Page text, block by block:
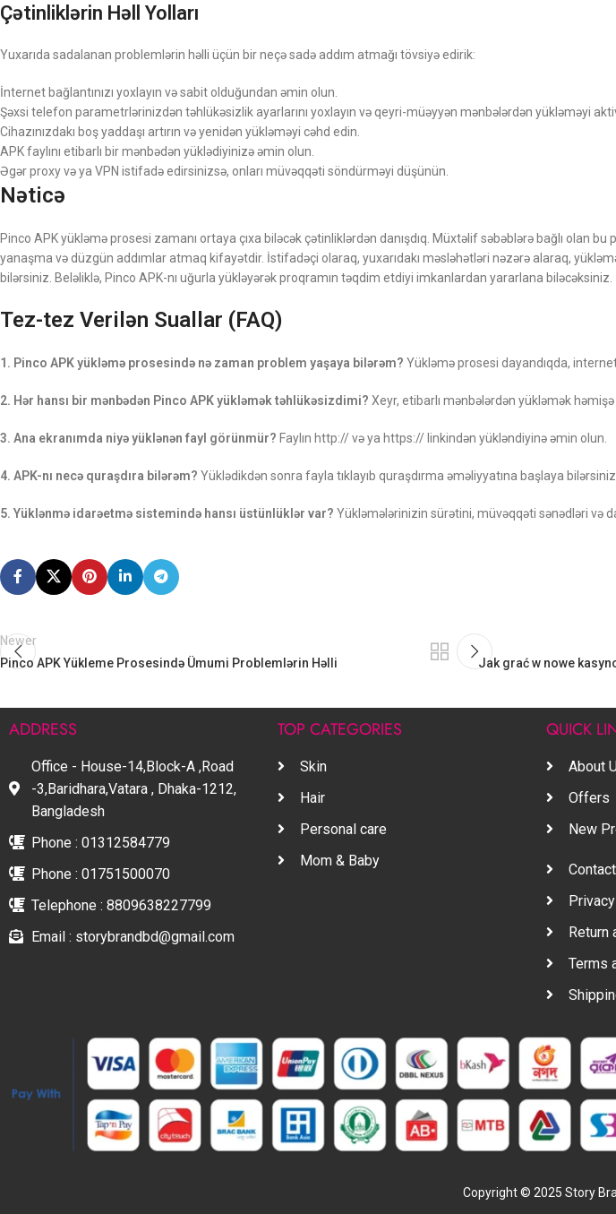
Çətinliklərin Həll Yolları
Yuxarıda sadalanan problemlərin həlli üçün bir neçə sadə addım atmağı tövsiyə edirik:
İnternet bağlantınızı yoxlayın və sabit olduğundan əmin olun.
Şəxsi telefon parametrlərinizdən təhlükəsizlik ayarlarını yoxlayın və qeyri-müəyyən mənbələrdən yükləməyi
Cihazınızdakı boş yaddaşı artırın və yenidən yükləməyi cəhd edin.
APK faylını etibarlı bir mənbədən yüklədiyinizə əmin olun.
Əgər proxy və ya VPN istifadə edirsinizsə, onları müvəqqəti söndürməyi düşünün.
Nəticə
Pinco APK yükləmə prosesi zamanı ortaya çıxa biləcək çətinliklərdən danışdıq. Müxtəlif səbəblərə bağlı olan
yanaşma və düzgün addımlar atmaq kifayətdir. İstifadəçi olaraq, yuxarıdakı məsləhətləri nəzərə alaraq,
bilərsiniz. Beləliklə, Pinco APK-nı uğurla yükləyərək proqramın təqdim etdiyi imkanlardan yararlana biləcəksiniz.
Tez-tez Verilən Suallar (FAQ)
1. Pinco APK yükləmə prosesində nə zaman problem yaşaya bilərəm? Yükləmə prosesi dayandıqda,
2. Hər hansı bir mənbədən Pinco APK yükləmək təhlükəsizdimi? Xeyr, etibarlı mənbələrdən yükləmək
3. Ana ekranımda niyə yüklənən fayl görünmür? Faylın http:// və ya https:// linkindən yükləndiyinə əmin olun.
4. APK-nı necə quraşdıra bilərəm? Yüklədikdən sonra fayla tıklayıb quraşdırma əməliyyatına başlaya bilərsiniz.
5. Yüklənmə idarəetmə sistemində hansı üstünlüklər var? Yükləmələrinizin sürətini, müvəqqəti sənədləri və
Newer
Pinco APK Yükleme Prosesində Ümumi Problemlərin Həlli
Jak grać w nowe
ADDRESS
Office - House-14,Block-A ,Road
-3,Baridhara,Vatara , Dhaka-1212,
Bangladesh
Phone : 01312584779
Phone : 01751500070
Telephone : 8809638227799
Email : storybrandbd@gmail.com
TOP CATEGORIES
Skin
Hair
Personal care
Mom & Baby
QUICK
About
Offers
New
Return
Terms
Copyright © 2025 Story